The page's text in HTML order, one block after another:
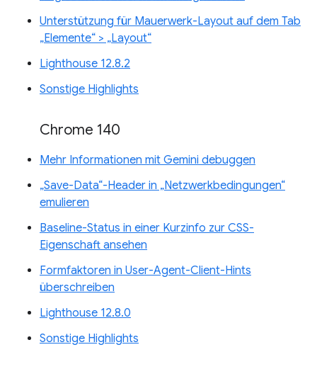
Unterstützung für Mauerwerk-Layout auf dem Tab
„Elemente“ > „Layout“
Lighthouse 12.8.2
Sonstige Highlights
Chrome 140
Mehr Informationen mit Gemini debuggen
„Save-Data“-Header in „Netzwerkbedingungen“
emulieren
Baseline-Status in einer Kurzinfo zur CSS-
Eigenschaft ansehen
Formfaktoren in User-Agent-Client-Hints
überschreiben
Lighthouse 12.8.0
Sonstige Highlights